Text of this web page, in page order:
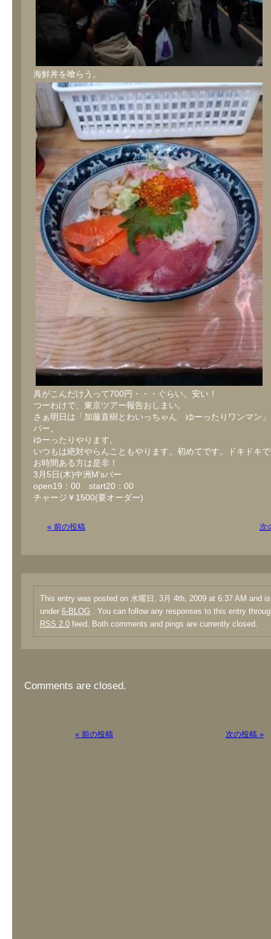
海鮮丼を喰らう。
具がこんだけ入って700円・・・ぐらい。安い！
つーわけで、東京ツアー報告おしまい。
さぁ明日は「加藤直樹とわいっちゃん ゆーったりワンマン」
バー。
ゆーったりやります。
いつもは絶対やらんこともやります。初めてです。ドキドキ
お時間ある方は是非！
3月5日(木)中洲M’sバー
open19：00 start20：00
チャージ￥1500(要オーダー)
« 前の投稿 次
This entry was posted on 水曜日, 3月 4th, 2009 at 6:37 AM and
under 6-BLOG . You can follow any responses to this entry
RSS 2.0 feed. Both comments and pings are currently closed.
Comments are closed.
« 前の投稿 次の投稿 »